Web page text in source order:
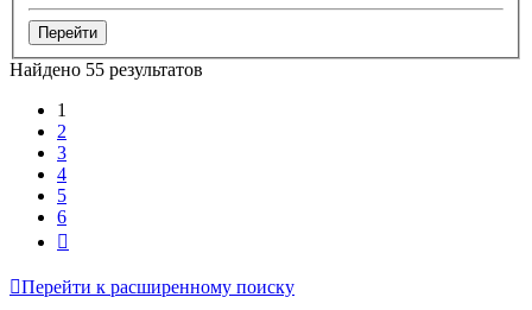
Найдено 55 результатов
1
2
3
4
5
6
Перейти к расширенному поиску